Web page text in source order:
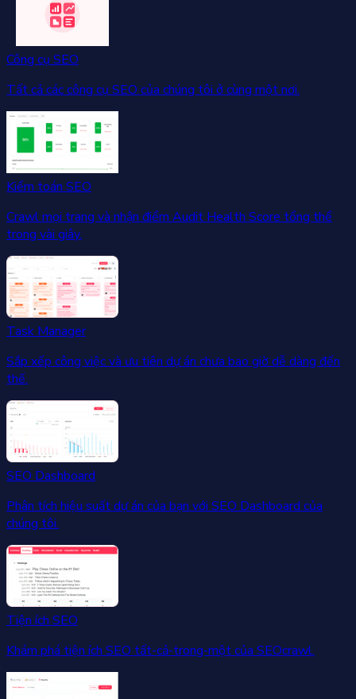
Công cụ SEO
Tất cả các công cụ SEO của chúng tôi ở cùng một nơi.
Kiểm toán SEO
Crawl mọi trang và nhận điểm Audit Health Score tổng thể
trong vài giây.
Task Manager
Sắp xếp công việc và ưu tiên dự án chưa bao giờ dễ dàng đến
thế.
SEO Dashboard
Phân tích hiệu suất dự án của bạn với SEO Dashboard của
chúng tôi.
Tiện ích SEO
Khám phá tiện ích SEO tất-cả-trong-một của SEOcrawl.